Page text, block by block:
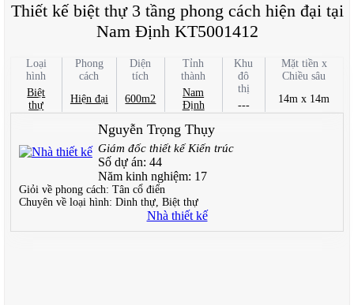
Thiết kế biệt thự 3 tầng phong cách hiện đại tại
Nam Định KT5001412
Loại
hình
Biệt
thự
Phong
cách
Hiện đại
Diện
tích
600m2
Tỉnh
thành
Nam
Định
Khu
đô
thị
---
Mặt tiền x
Chiều sâu
14m x 14m
Nguyễn Trọng Thụy
Giám đốc thiết kế Kiến trúc
Số dự án: 44
Năm kinh nghiệm: 17
Giỏi về phong cách: Tân cổ điển
Chuyên về loại hình: Dinh thự, Biệt thự
Nhà thiết kế